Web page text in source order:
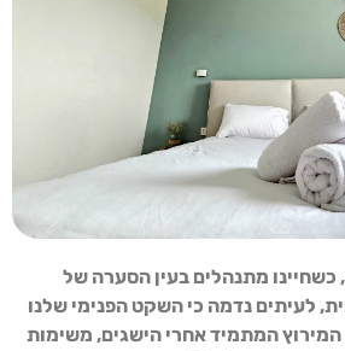
כשחיינו מתנהלים בעין הסערה של
לעיתים נדמה כי השקט הפנימי שלנו
המתמיד אחרי הישגים, משימות